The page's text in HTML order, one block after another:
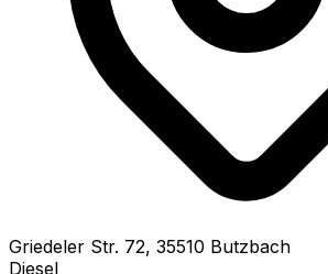
Griedeler Str. 72, 35510 Butzbach
Diesel